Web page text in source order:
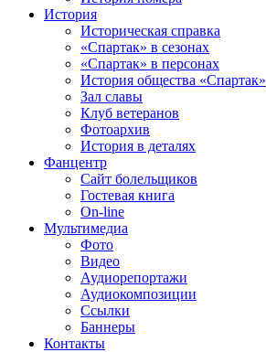
История
Историческая справка
«Спартак» в сезонах
«Спартак» в персонах
История общества «Спартак»
Зал славы
Клуб ветеранов
Фотоархив
История в деталях
Фанцентр
Сайт болельщиков
Гостевая книга
On-line
Мультимедиа
Фото
Видео
Аудиорепортажи
Аудиокомпозиции
Ссылки
Баннеры
Контакты